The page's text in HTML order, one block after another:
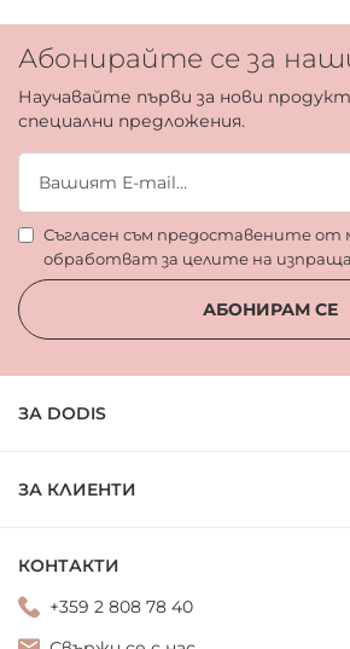
Абонирайте се за
Научавайте първи за нови
специални предложения.
Съгласен съм предоставените от
обработват за целите на
АБОНИРАМ СЕ
ЗА DODIS
ЗА КЛИЕНТИ
КОНТАКТИ
+359 2 808 78 40